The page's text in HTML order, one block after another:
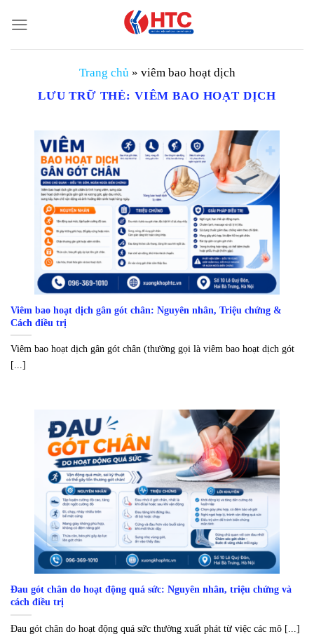
đến
nội
Trang chủ » viêm bao hoạt dịch
LƯU TRỮ THẺ: VIÊM BAO HOẠT DỊCH
Viêm bao hoạt dịch gân gót chân: Nguyên nhân, Triệu chứng &
Cách điều trị
Viêm bao hoạt dịch gân gót chân (thường gọi là viêm bao hoạt dịch gót
[...]
Đau gót chân do hoạt động quá sức: Nguyên nhân, triệu chứng và
cách điều trị
Đau gót chân do hoạt động quá sức thường xuất phát từ việc các mô [...]